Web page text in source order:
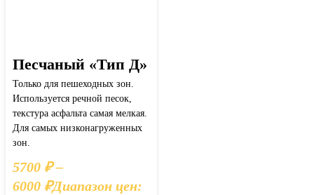
Песчаный «Тип Д»
Только для пешеходных зон.
Используется речной песок,
текстура асфальта самая мелкая.
Для самых низконагруженных
зон.
5700 ₽ –
6000 ₽Диапазон цен: